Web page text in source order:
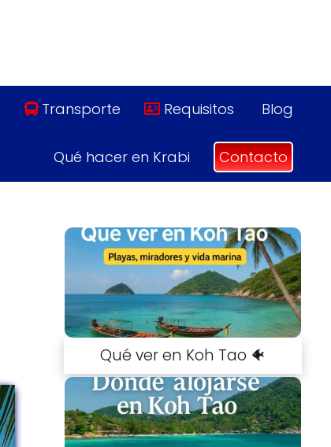
Transporte Requisitos Blog
Qué hacer en Krabi Contacto
Qué ver en Koh Tao 🐠